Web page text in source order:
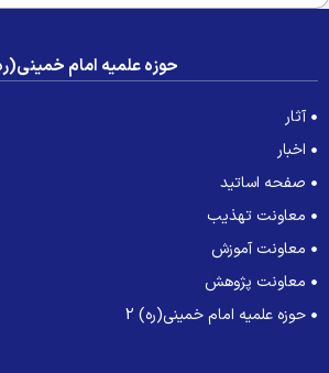
حوزه علمیه امام خمینی(ره)
آثار
اخبار
صفحه اساتید
معاونت تهذیب
معاونت آموزش
معاونت پژوهش
حوزه علمیه امام خمینی(ره) 2